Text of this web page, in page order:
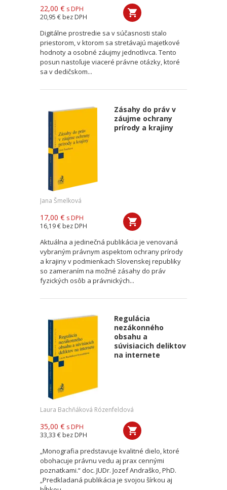
22,00 € s DPH
20,95 € bez DPH
Digitálne prostredie sa v súčasnosti stalo
priestorom, v ktorom sa stretávajú majetkové
hodnoty a osobné záujmy jednotlivca. Tento
posun nastoľuje viaceré právne otázky, ktoré
sa v dedičskom...
Zásahy do práv v
záujme ochrany
prírody a krajiny
Jana Šmelková
17,00 € s DPH
16,19 € bez DPH
Aktuálna a jedinečná publikácia je venovaná
vybraným právnym aspektom ochrany prírody
a krajiny v podmienkach Slovenskej republiky
so zameraním na možné zásahy do práv
fyzických osôb a právnických...
Regulácia
nezákonného
obsahu a
súvisiacich deliktov
na internete
Laura Bachňáková Rózenfeldová
35,00 € s DPH
33,33 € bez DPH
„Monografia predstavuje kvalitné dielo, ktoré
obohacuje právnu vedu aj prax cennými
poznatkami.“ doc. JUDr. Jozef Andraško, PhD.
„Predkladaná publikácia je svojou šírkou aj